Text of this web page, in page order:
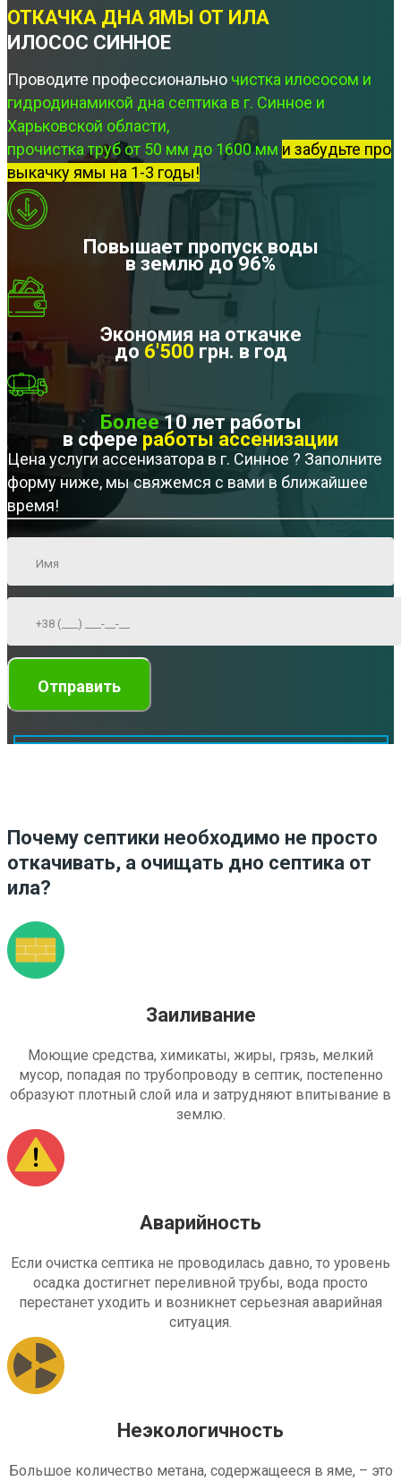
ОТКАЧКА ДНА ЯМЫ ОТ ИЛА
ИЛОСОС СИННОЕ
Проводите профессионально чистка илососом и
гидродинамикой дна септика в г. Синное и
Харьковской области,
прочистка труб от 50 мм до 1600 мм и забудьте про
выкачку ямы на 1-3 годы!
Повышает пропуск воды
в землю до 96%
Экономия на откачке
до 6'500 грн. в год
Более10 лет работы
в сфере работы ассенизации
Цена услуги ассенизатора в г. Синное ? Заполните
форму ниже, мы свяжемся с вами в ближайшее
время!
Почему септики необходимо не просто
откачивать, а очищать дно септика от
ила?
Заиливание
Моющие средства, химикаты, жиры, грязь, мелкий
мусор, попадая по трубопроводу в септик, постепенно
образуют плотный слой ила и затрудняют впитывание в
землю.
Аварийность
Если очистка септика не проводилась давно, то уровень
осадка достигнет переливной трубы, вода просто
перестанет уходить и возникнет серьезная аварийная
ситуация.
Неэкологичность
Большое количество метана, содержащееся в яме, – это